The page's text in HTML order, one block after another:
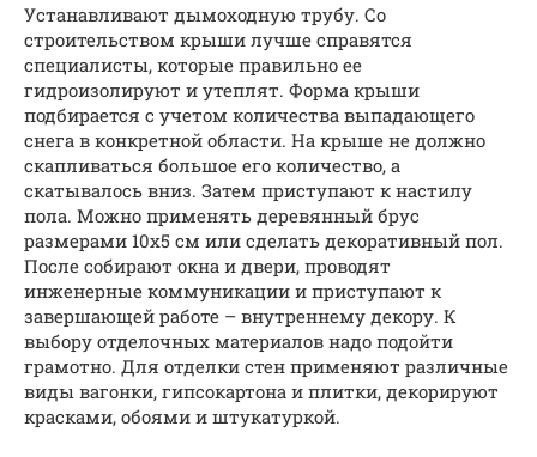
Устанавливают дымоходную трубу. Со
строительством крыши лучше справятся
специалисты, которые правильно ее
гидроизолируют и утеплят. Форма крыши
подбирается с учетом количества выпадающего
снега в конкретной области. На крыше не должно
скапливаться большое его количество, а
скатывалось вниз. Затем приступают к настилу
пола. Можно применять деревянный брус
размерами 10х5 см или сделать декоративный пол.
После собирают окна и двери, проводят
инженерные коммуникации и приступают к
завершающей работе – внутреннему декору. К
выбору отделочных материалов надо подойти
грамотно. Для отделки стен применяют различные
виды вагонки, гипсокартона и плитки, декорируют
красками, обоями и штукатуркой.